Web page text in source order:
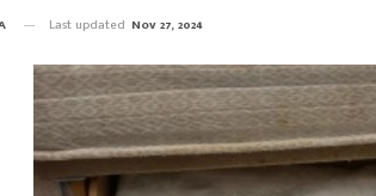
Last updated Nov 27, 2024